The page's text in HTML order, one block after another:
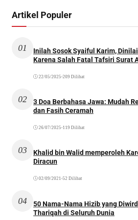
Artikel Populer
01
Inilah Sosok Syaiful Karim,
Karena Salah Fatal Tafsiri Surat
22/05/2025 •209 Dilihat
02
3 Doa Berbahasa Jawa: Mudah
dan Fasih Ceramah
26/07/2025 •119 Dilihat
03
Khalid bin Walid memperoleh
Diracun
02/09/2021 •52 Dilihat
04
50 Nama-Nama Hizib yang
Thariqah di Seluruh Dunia